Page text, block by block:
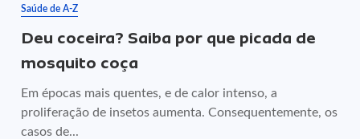
Saúde de A-Z
Deu coceira? Saiba por que picada de
mosquito coça
Em épocas mais quentes, e de calor intenso, a
proliferação de insetos aumenta. Consequentemente, os
casos de...